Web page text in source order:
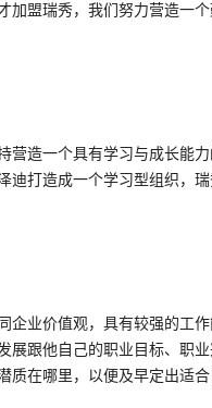
加盟瑞秀，我们努力营造一
营造一个具有学习与成长能
迪打造成一个学习型组织，
企业价值观，具有较强的工
展跟他自己的职业目标、职
质在哪里，以便及早定出适合